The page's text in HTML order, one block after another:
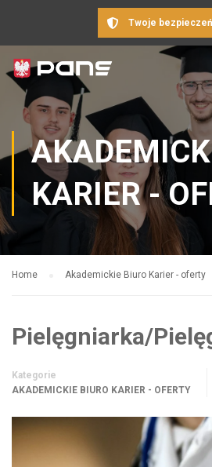
Twoje
KARIER -
Home Akademickie Biuro Karier - oferty
Pielęgniarka/
Kategorie
AKADEMICKIE BIURO KARIER - OFERTY